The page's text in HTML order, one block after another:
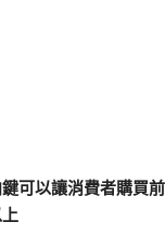
可以讓消費者購買